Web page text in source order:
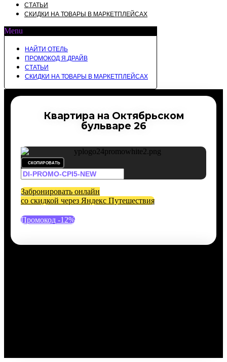
СТАТЬИ
СКИДКИ НА ТОВАРЫ В МАРКЕТПЛЕЙСАХ
Menu
НАЙТИ ОТЕЛЬ
ПРОМОКОД Я.ДРАЙВ
СТАТЬИ
СКИДКИ НА ТОВАРЫ В МАРКЕТПЛЕЙСАХ
Квартира на Октябрьском
бульваре 26
СКОПИРОВАТЬ
Забронировать онлайн
со скидкой через Яндекс Путешествия
Промокод -12%